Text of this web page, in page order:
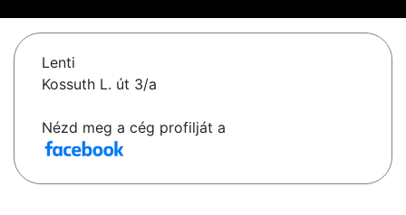
Lenti
Kossuth L. út 3/a
Nézd meg a cég profilját a